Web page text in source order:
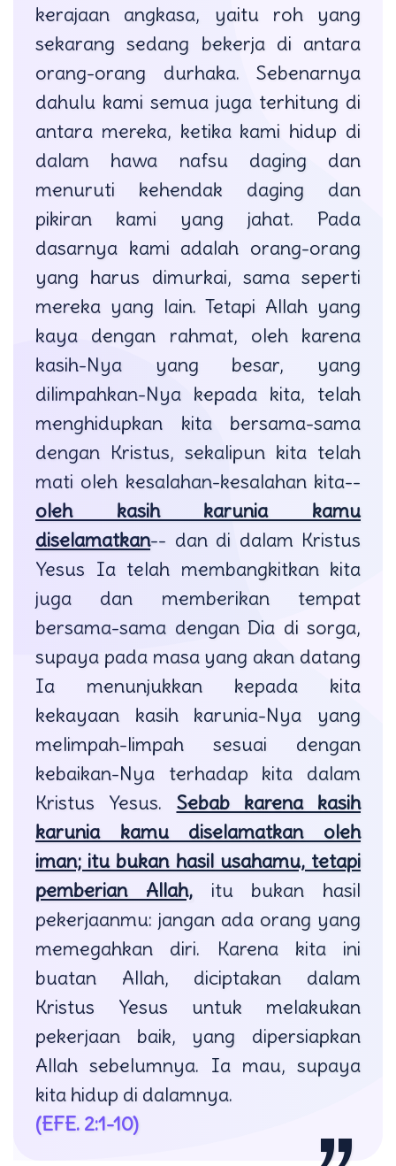
kerajaan angkasa, yaitu roh yang
sekarang sedang bekerja di antara
orang-orang durhaka. Sebenarnya
dahulu kami semua juga terhitung di
antara mereka, ketika kami hidup di
dalam hawa nafsu daging dan
menuruti kehendak daging dan
pikiran kami yang jahat. Pada
dasarnya kami adalah orang-orang
yang harus dimurkai, sama seperti
mereka yang lain. Tetapi Allah yang
kaya dengan rahmat, oleh karena
kasih-Nya yang besar, yang
dilimpahkan-Nya kepada kita, telah
menghidupkan kita bersama-sama
dengan Kristus, sekalipun kita telah
mati oleh kesalahan-kesalahan kita--
oleh kasih karunia kamu
diselamatkan-- dan di dalam Kristus
Yesus Ia telah membangkitkan kita
juga dan memberikan tempat
bersama-sama dengan Dia di sorga,
supaya pada masa yang akan datang
Ia menunjukkan kepada kita
kekayaan kasih karunia-Nya yang
melimpah-limpah sesuai dengan
kebaikan-Nya terhadap kita dalam
Kristus Yesus. Sebab karena kasih
karunia kamu diselamatkan oleh
iman; itu bukan hasil usahamu, tetapi
pemberian Allah,itu bukan hasil
pekerjaanmu: jangan ada orang yang
memegahkan diri. Karena kita ini
buatan Allah, diciptakan dalam
Kristus Yesus untuk melakukan
pekerjaan baik, yang dipersiapkan
Allah sebelumnya. Ia mau, supaya
kita hidup di dalamnya.
(EFE. 2:1-10)